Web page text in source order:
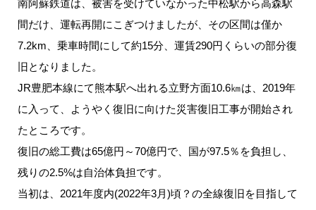
南阿蘇鉄道は、被害を受けていなかった中松駅から高森駅
間だけ、運転再開にこぎつけましたが、その区間は僅か
7.2km、乗車時間にして約15分、運賃290円くらいの部分復
旧となりました。
JR豊肥本線にて熊本駅へ出れる立野方面10.6㎞は、2019年
に入って、ようやく復旧に向けた災害復旧工事が開始され
たところです。
復旧の総工費は65億円～70億円で、国が97.5％を負担し、
残りの2.5%は自治体負担です。
当初は、2021年度内(2022年3月)頃？の全線復旧を目指して